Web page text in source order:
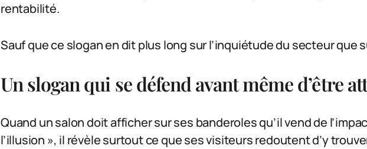
rentabilité.
Sauf que ce slogan en dit plus long sur l’inquiétude du secteur que
Un slogan qui se défend avant même d’être
Quand un salon doit afficher sur ses banderoles qu’il vend de
l’illusion », il révèle surtout ce que ses visiteurs redoutent d’y